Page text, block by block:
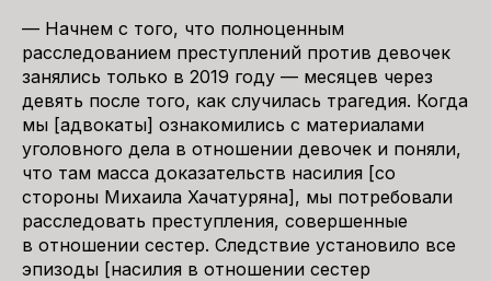
— Начнем с того, что полноценным
расследованием преступлений против девочек
занялись только в 2019 году — месяцев через
девять после того, как случилась трагедия. Когда
мы [адвокаты] ознакомились с материалами
уголовного дела в отношении девочек и поняли,
что там масса доказательств насилия [со
стороны Михаила Хачатуряна], мы потребовали
расследовать преступления, совершенные
в отношении сестер. Следствие установило все
эпизоды [насилия в отношении сестер